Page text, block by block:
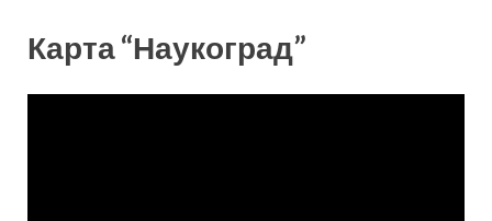
Карта “Наукоград”